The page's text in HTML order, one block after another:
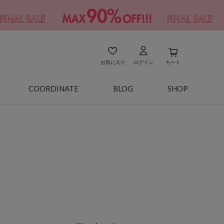
お気に入り ログイン カート
COORDINATE BLOG SHOP